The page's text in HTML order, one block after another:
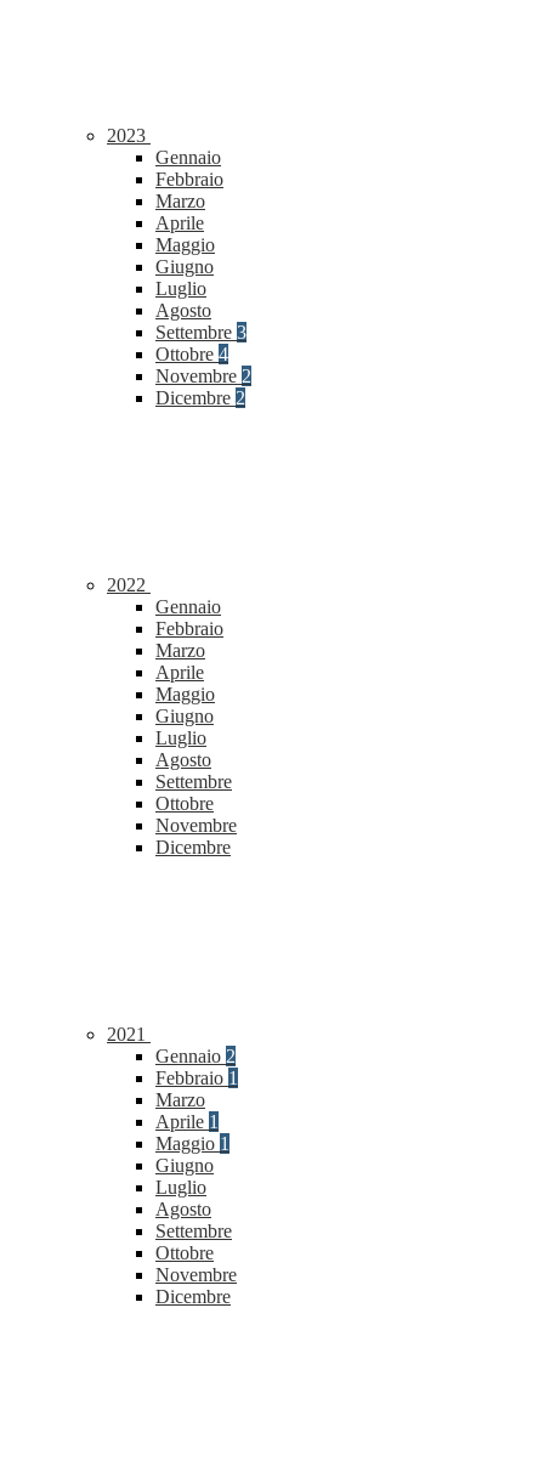
2023
Gennaio
Febbraio
Marzo
Aprile
Maggio
Giugno
Luglio
Agosto
Settembre 3
Ottobre 4
Novembre 2
Dicembre 2
2022
Gennaio
Febbraio
Marzo
Aprile
Maggio
Giugno
Luglio
Agosto
Settembre
Ottobre
Novembre
Dicembre
2021
Gennaio 2
Febbraio 1
Marzo
Aprile 1
Maggio 1
Giugno
Luglio
Agosto
Settembre
Ottobre
Novembre
Dicembre